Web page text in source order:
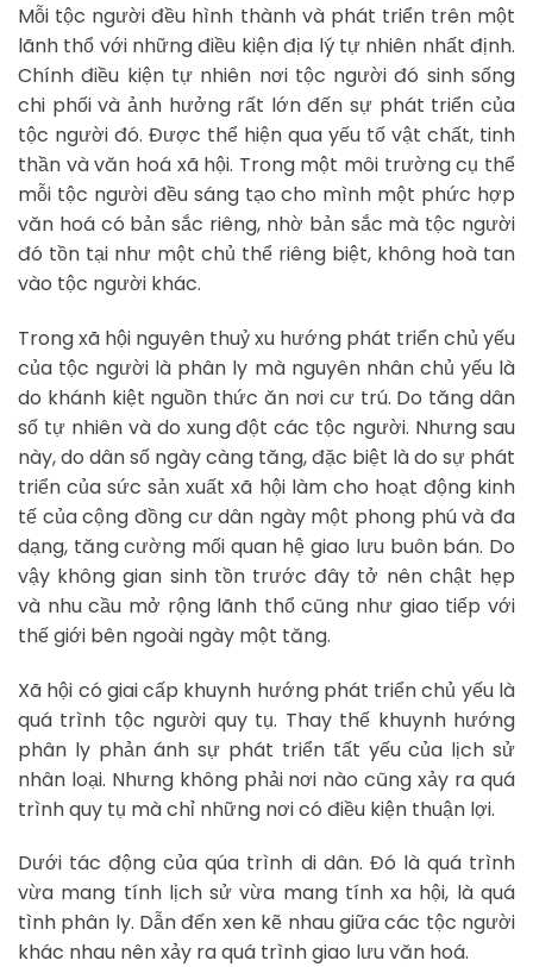
Mỗi tộc người đều hình thành và phát triển trên một
lãnh thổ với những điều kiện địa lý tự nhiên nhất định.
Chính điều kiện tự nhiên nơi tộc người đó sinh sống
chi phối và ảnh hưởng rất lớn đến sự phát triển của
tộc người đó. Được thể hiện qua yếu tố vật chất, tinh
thần và văn hoá xã hội. Trong một môi trường cụ thể
mỗi tộc người đều sáng tạo cho mình một phức hợp
văn hoá có bản sắc riêng, nhờ bản sắc mà tộc người
đó tồn tại như một chủ thể riêng biệt, không hoà tan
vào tộc người khác.
Trong xã hội nguyên thuỷ xu hướng phát triển chủ yếu
của tộc người là phân ly mà nguyên nhân chủ yếu là
do khánh kiệt nguồn thức ăn nơi cư trú. Do tăng dân
số tự nhiên và do xung đột các tộc người. Nhưng sau
này, do dân số ngày càng tăng, đặc biệt là do sự phát
triển của sức sản xuất xã hội làm cho hoạt động kinh
tế của cộng đồng cư dân ngày một phong phú và đa
dạng, tăng cường mối quan hệ giao lưu buôn bán. Do
vậy không gian sinh tồn trước đây tở nên chật hẹp
và nhu cầu mở rộng lãnh thổ cũng như giao tiếp với
thế giới bên ngoài ngày một tăng.
Xã hội có giai cấp khuynh hướng phát triển chủ yếu là
quá trình tộc người quy tụ. Thay thế khuynh hướng
phân ly phản ánh sự phát triển tất yếu của lịch sử
nhân loại. Nhưng không phải nơi nào cũng xảy ra quá
trình quy tụ mà chỉ những nơi có điều kiện thuận lợi.
Dưới tác động của qúa trình di dân. Đó là quá trình
vừa mang tính lịch sử vừa mang tính xa hội, là quá
tình phân ly. Dẫn đến xen kẽ nhau giữa các tộc người
khác nhau nên xảy ra quá trình giao lưu văn hoá.